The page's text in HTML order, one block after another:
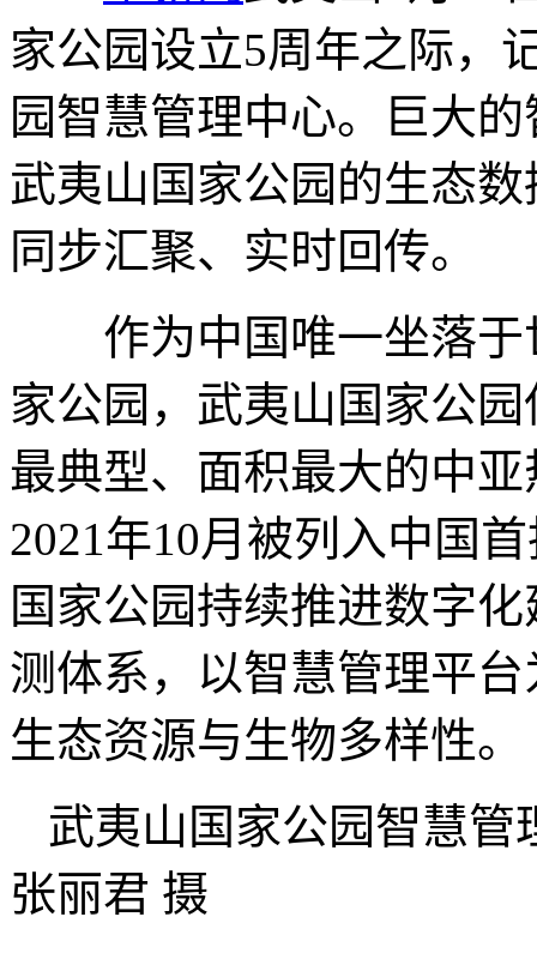
家公园设立5周年之际，
园智慧管理中心。巨大
武夷山国家公园的生态
同步汇聚、实时回传。
作为中国唯一坐落于
家公园，武夷山国家公
最典型、面积最大的中
2021年10月被列入中国
国家公园持续推进数字
测体系，以智慧管理平
生态资源与生物多样性。
武夷山国家公园智慧管
张丽君 摄